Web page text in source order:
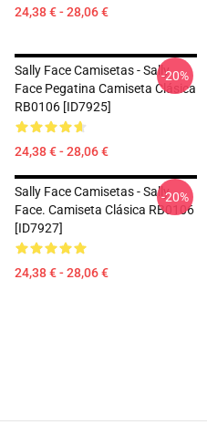
24,38 € - 28,06 €
Sally Face Camisetas - Sally
Face Pegatina Camiseta Clásica
RB0106 [ID7925]
24,38 € - 28,06 €
-20%
Sally Face Camisetas - Sally
Face. Camiseta Clásica RB0106
[ID7927]
24,38 € - 28,06 €
-20%